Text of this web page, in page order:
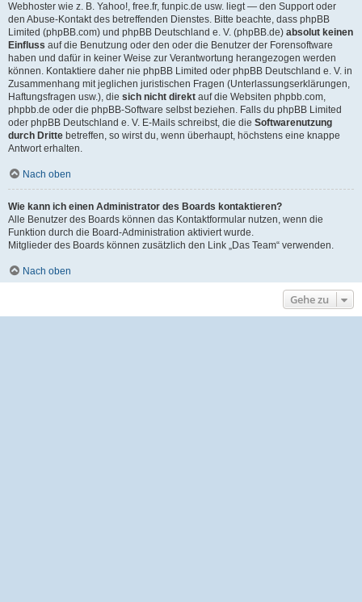
Webhoster wie z. B. Yahoo!, free.fr, funpic.de usw. liegt — den Support oder
den Abuse-Kontakt des betreffenden Dienstes. Bitte beachte, dass phpBB
Limited (phpBB.com) und phpBB Deutschland e. V. (phpBB.de) absolut keinen
Einfluss auf die Benutzung oder den oder die Benutzer der Forensoftware
haben und dafür in keiner Weise zur Verantwortung herangezogen werden
können. Kontaktiere daher nie phpBB Limited oder phpBB Deutschland e. V. in
Zusammenhang mit jeglichen juristischen Fragen (Unterlassungserklärungen,
Haftungsfragen usw.), die sich nicht direkt auf die Websiten phpbb.com,
phpbb.de oder die phpBB-Software selbst beziehen. Falls du phpBB Limited
oder phpBB Deutschland e. V. E-Mails schreibst, die die Softwarenutzung
durch Dritte betreffen, so wirst du, wenn überhaupt, höchstens eine knappe
Antwort erhalten.
Nach oben
Wie kann ich einen Administrator des Boards kontaktieren?
Alle Benutzer des Boards können das Kontaktformular nutzen, wenn die
Funktion durch die Board-Administration aktiviert wurde.
Mitglieder des Boards können zusätzlich den Link „Das Team“ verwenden.
Nach oben
Gehe zu